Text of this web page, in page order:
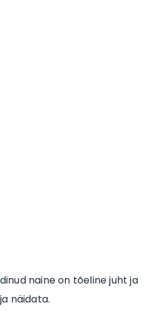
naine on tõeline juht ja
näidata.